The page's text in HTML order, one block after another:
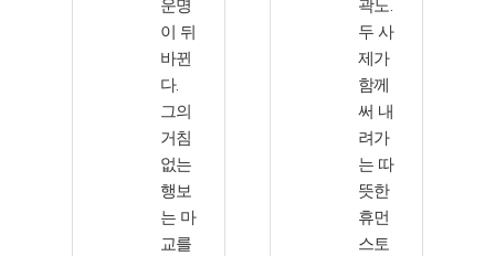
운명
이 뒤
바뀐
다.
그의
거침
없는
행보
는 마
교를
곽노.
두 사
제가
함께
써 내
려가
는 따
뜻한
휴먼
스토